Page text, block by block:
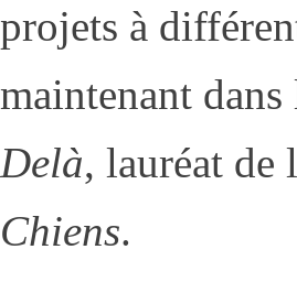
projets à
maintenant
Delà, lauréat de
Chiens.